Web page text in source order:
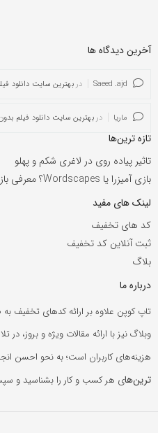
آخرین دیدگاه ها
Saeed .ajd در بهترین سایت دانلود
ماریا در بهترین سایت دانلود فیلم بدون
تازه ترین‌ها
تاثیر پیاده روی در لاغری شکم و پهلو
بازی آمیزرا یا Wordscapes؟ معرفی بازی مشابه آمیرزا
لینک های مفید
کد های تخفیف
ثبت آنلاین کد تخفیف
بلاگ
درباره ما
تاپ کوپن علاوه بر ارائه کدهای تخفیف
وبلاگ نیز با ارائه مقالات ویژه و بروز،
هزینه‌های کاربران است؛ به نحو احسن
ترین‌های هر کسب و کار را بشناسید و